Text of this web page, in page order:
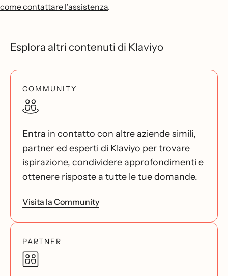
come contattare l'assistenza.
Esplora altri contenuti di Klaviyo
COMMUNITY
Entra in contatto con altre aziende simili,
partner ed esperti di Klaviyo per trovare
ispirazione, condividere approfondimenti e
ottenere risposte a tutte le tue domande.
Visita la Community
PARTNER